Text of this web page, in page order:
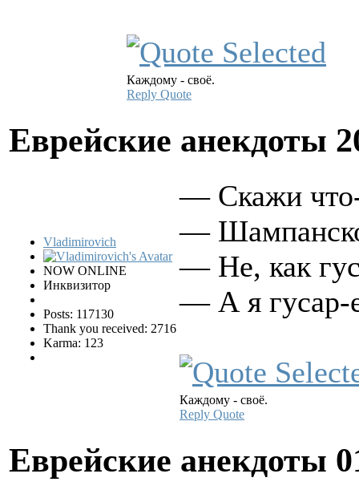
Каждому - своё.
Reply Quote
Еврейские анекдоты
Vladimirovich
NOW ONLINE
Инквизитор
Posts: 117130
Thank you received: 2716
Karma: 123
— Скажи что-
—
— Не, как
— А я гусар-
Каждому - своё.
Reply Quote
Еврейские анекдоты